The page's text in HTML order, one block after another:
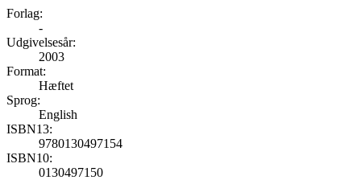
Forlag:
-
Udgivelsesår:
2003
Format:
Hæftet
Sprog:
English
ISBN13:
9780130497154
ISBN10:
0130497150